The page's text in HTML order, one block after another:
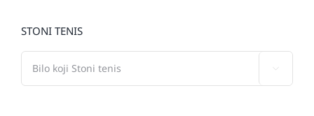
STONI TENIS